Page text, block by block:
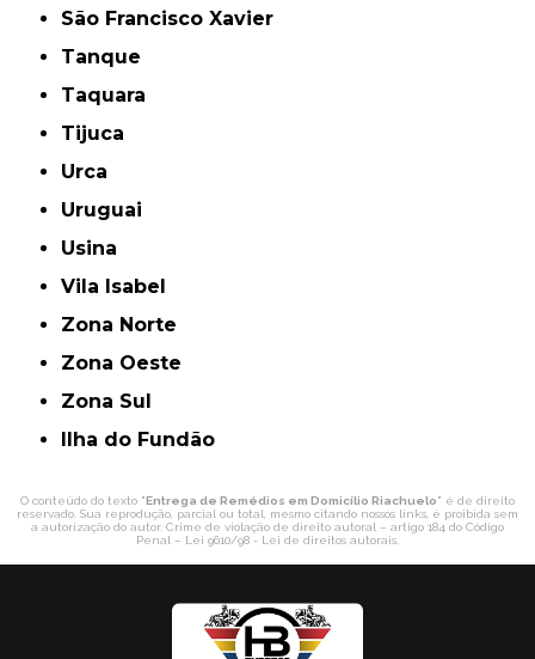
São Francisco Xavier
Tanque
Taquara
Tijuca
Urca
Uruguai
Usina
Vila Isabel
Zona Norte
Zona Oeste
Zona Sul
ilha do Fundão
O conteúdo do texto "Entrega de Remédios em Domicílio Riachuelo" é de direito
reservado. Sua reprodução, parcial ou total, mesmo citando nossos links, é proibida sem
a autorização do autor. Crime de violação de direito autoral – artigo 184 do Código
Penal – Lei 9610/98 - Lei de direitos autorais